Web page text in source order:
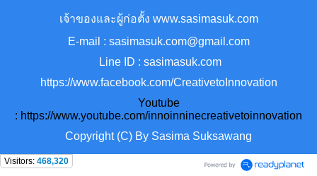
เจ้าของและผู้ก่อตั้ง www.sasimasuk.com
E-mail : sasimasuk.com@gmail.com
Line ID : sasimasuk.com
https://www.facebook.com/CreativetoInnovation
Youtube
: https://www.youtube.com/innoinninecreativetoinnovation
Copyright (C) By Sasima Suksawang
Visitors: 468,320